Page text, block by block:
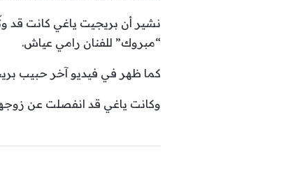
“مبروك” للفنان رامي عياش.
كما ظهر في فيديو آخر حبيب
وكانت ياغي قد انفصلت عن زوجها